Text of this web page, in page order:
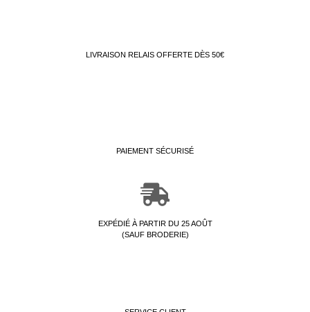
LIVRAISON RELAIS OFFERTE DÈS 50€
PAIEMENT SÉCURISÉ
EXPÉDIÉ À PARTIR DU 25 AOÛT
(SAUF BRODERIE)